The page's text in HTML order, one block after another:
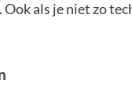
als je niet zo